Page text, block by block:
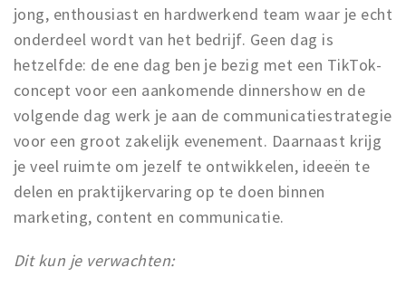
jong, enthousiast en hardwerkend team waar je echt
onderdeel wordt van het bedrijf. Geen dag is
hetzelfde: de ene dag ben je bezig met een TikTok-
concept voor een aankomende dinnershow en de
volgende dag werk je aan de communicatiestrategie
voor een groot zakelijk evenement. Daarnaast krijg
je veel ruimte om jezelf te ontwikkelen, ideeën te
delen en praktijkervaring op te doen binnen
marketing, content en communicatie.
Dit kun je verwachten: